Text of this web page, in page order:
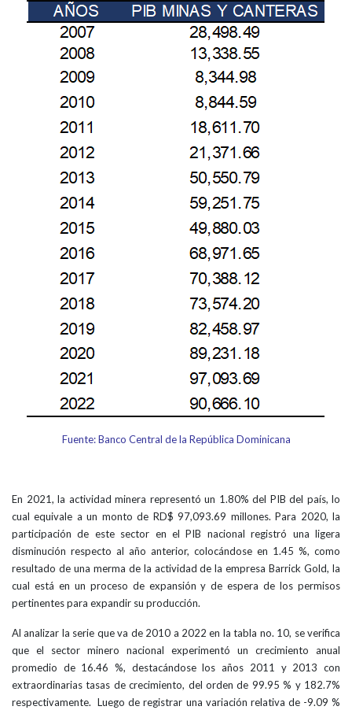
Fuente: Banco Central de la República Dominicana
En 2021, la actividad minera representó un 1.80% del PIB del país, lo
cual equivale a un monto de RD$ 97,093.69 millones. Para 2020, la
participación de este sector en el PIB nacional registró una ligera
disminución respecto al año anterior, colocándose en 1.45 %, como
resultado de una merma de la actividad de la empresa Barrick Gold, la
cual está en un proceso de expansión y de espera de los permisos
pertinentes para expandir su producción.
Al analizar la serie que va de 2010 a 2022 en la tabla no. 10, se verifica
que el sector minero nacional experimentó un crecimiento anual
promedio de 16.46 %, destacándose los años 2011 y 2013 con
extraordinarias tasas de crecimiento, del orden de 99.95 % y 182.7%
respectivamente. Luego de registrar una variación relativa de -9.09 %